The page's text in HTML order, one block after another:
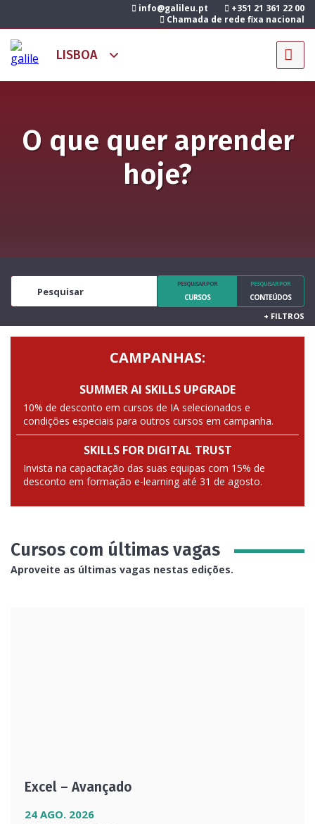
info@galileu.pt
+351 21 361 22 00
Chamada de rede fixa nacional
O que quer aprender
hoje?
PESQUISAR POR
CURSOS
PESQUISAR POR
CONTEÚDOS
+ FILTROS
CAMPANHAS:
SUMMER AI SKILLS UPGRADE
10% de desconto em cursos de IA selecionados e
condições especiais para outros cursos em campanha.
SKILLS FOR DIGITAL TRUST
Invista na capacitação das suas equipas com 15% de
desconto em formação e-learning até 31 de agosto.
Cursos com últimas vagas
Aproveite as últimas vagas nestas edições.
Excel – Avançado
24 AGO. 2026